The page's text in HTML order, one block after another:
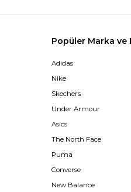
Popüler Marka ve
Adidas
Nike
Skechers
Under Armour
Asics
The North Face
Puma
Converse
New Balance